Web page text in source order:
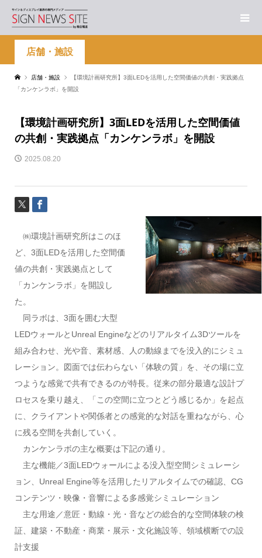
店舗・施設
店舗・施設
【環境計画研究所】3面LEDを活用した空間価値の共創・実践拠点
「カンケンラボ」を開設
【環境計画研究所】3面LEDを活用した空間価値
の共創・実践拠点「カンケンラボ」を開設
2025.08.20
㈱環境計画研究所はこのほ
ど、3面LEDを活用した空間価
値の共創・実践拠点として
「カンケンラボ」を開設し
た。
同ラボは、3面を囲む大型
LEDウォールとUnreal Engineなどのリアルタイム3Dツールを
組み合わせ、光や音、素材感、人の動線までを没入的にシミュ
レーション。図面では伝わらない「体験の質」を、その場に立
つような感覚で共有できるのが特長。従来の部分最適な設計プ
ロセスを乗り越え、「この空間に立つとどう感じるか」を起点
に、クライアントや関係者との感覚的な対話を重ねながら、心
に残る空間を共創していく。
カンケンラボの主な概要は下記の通り。
主な機能／3面LEDウォールによる没入型空間シミュレーシ
ョン、Unreal Engine等を活用したリアルタイムでの確認、CG
コンテンツ・映像・音響による多感覚シミュレーション
主な用途／意匠・動線・光・音などの総合的な空間体験の検
証、建築・不動産・商業・展示・文化施設等、領域横断での設
計支援